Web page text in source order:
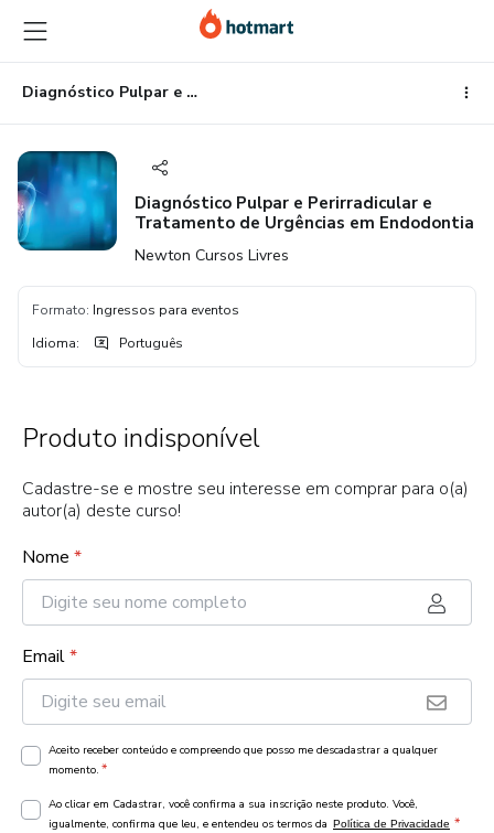
para
o
conteúdo
principal
para
o
pagamento
para
o
rodapé
Diagnóstico Pulpar e Perirradicular e Tratamento de Urgências em Endodontia
Diagnóstico Pulpar e Perirradicular e
Tratamento de Urgências em Endodontia
Newton Cursos Livres
Formato: Ingressos para eventos
Idioma: Português
Produto indisponível
Cadastre-se e mostre seu interesse em comprar para o(a)
autor(a) deste curso!
Nome *
Email*
Aceito receber conteúdo e compreendo que posso me descadastrar a qualquer
momento. *
Ao clicar em Cadastrar, você confirma a sua inscrição neste produto. Você,
igualmente, confirma que leu, e entendeu os termos da Política de Privacidade *